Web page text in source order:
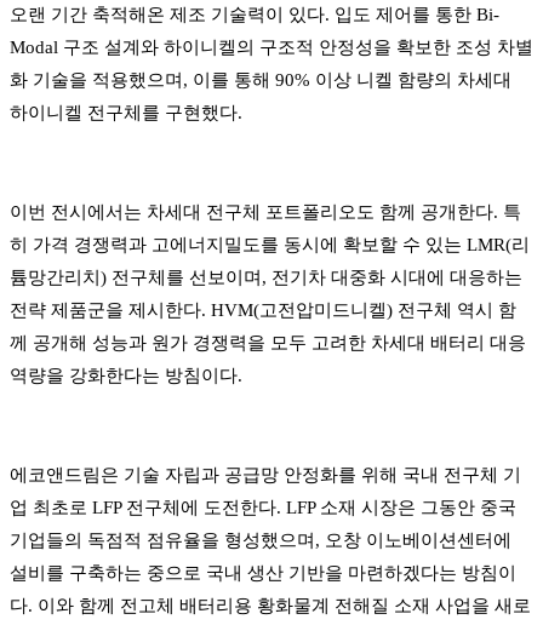
오랜 기간 축적해온 제조 기술력이 있다. 입도 제어를 통한 Bi-
Modal 구조 설계와 하이니켈의 구조적 안정성을 확보한 조성 차별
화 기술을 적용했으며, 이를 통해 90% 이상 니켈 함량의 차세대
하이니켈 전구체를 구현했다.
이번 전시에서는 차세대 전구체 포트폴리오도 함께 공개한다. 특
히 가격 경쟁력과 고에너지밀도를 동시에 확보할 수 있는 LMR(리
튬망간리치) 전구체를 선보이며, 전기차 대중화 시대에 대응하는
전략 제품군을 제시한다. HVM(고전압미드니켈) 전구체 역시 함
께 공개해 성능과 원가 경쟁력을 모두 고려한 차세대 배터리 대응
역량을 강화한다는 방침이다.
에코앤드림은 기술 자립과 공급망 안정화를 위해 국내 전구체 기
업 최초로 LFP 전구체에 도전한다. LFP 소재 시장은 그동안 중국
기업들의 독점적 점유율을 형성했으며, 오창 이노베이션센터에
설비를 구축하는 중으로 국내 생산 기반을 마련하겠다는 방침이
다. 이와 함께 전고체 배터리용 황화물계 전해질 소재 사업을 새로